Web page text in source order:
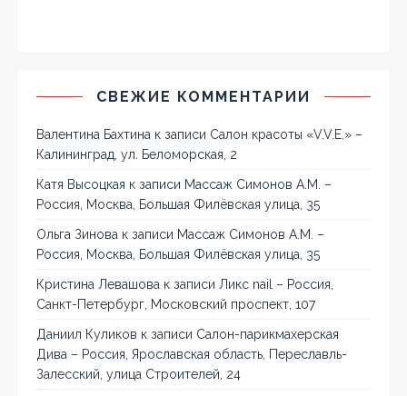
СВЕЖИЕ КОММЕНТАРИИ
Валентина Бахтина к записи Салон красоты «V.V.E.» –
Калининград, ул. Беломорская, 2
Катя Высоцкая к записи Массаж Симонов А.М. –
Россия, Москва, Большая Филёвская улица, 35
Ольга Зинова к записи Массаж Симонов А.М. –
Россия, Москва, Большая Филёвская улица, 35
Кристина Левашова к записи Ликс nail – Россия,
Санкт-Петербург, Московский проспект, 107
Даниил Куликов к записи Салон-парикмахерская
Дива – Россия, Ярославская область, Переславль-
Залесский, улица Строителей, 24